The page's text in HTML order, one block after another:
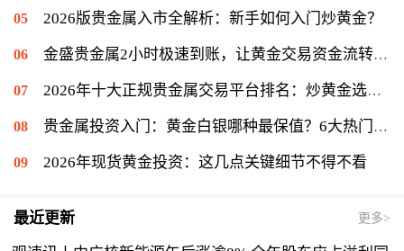
2026版贵金属入市全解析：新手如何入门炒黄金？
金盛贵金属2小时极速到账，让黄金交易资金流转告别等待
2026年十大正规贵金属交易平台排名：炒黄金选哪个APP资金安全？
贵金属投资入门：黄金白银哪种最保值？6大热门品种利弊对比
2026年现货黄金投资：这几点关键细节不得不看
最近更新 更多>